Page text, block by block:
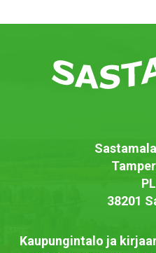
38201
Kaupungintalo ja